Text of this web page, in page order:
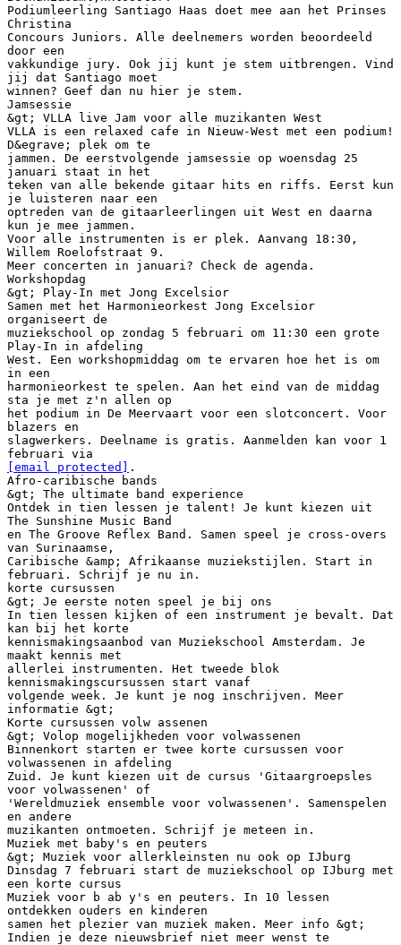
Podiumleerling Santiago Haas doet mee aan het Prinses
Christina
Concours Juniors. Alle deelnemers worden beoordeeld
door een
vakkundige jury. Ook jij kunt je stem uitbrengen. Vind
jij dat Santiago moet
winnen? Geef dan nu hier je stem.
Jamsessie
&gt; VLLA live Jam voor alle muzikanten West
VLLA is een relaxed cafe in Nieuw-West met een podium!
D&egrave; plek om te
jammen. De eerstvolgende jamsessie op woensdag 25
januari staat in het
teken van alle bekende gitaar hits en riffs. Eerst kun
je luisteren naar een
optreden van de gitaarleerlingen uit West en daarna
kun je mee jammen.
Voor alle instrumenten is er plek. Aanvang 18:30,
Willem Roelofstraat 9.
Meer concerten in januari? Check de agenda.
Workshopdag
&gt; Play-In met Jong Excelsior
Samen met het Harmonieorkest Jong Excelsior
organiseert de
muziekschool op zondag 5 februari om 11:30 een grote
Play-In in afdeling
West. Een workshopmiddag om te ervaren hoe het is om
in een
harmonieorkest te spelen. Aan het eind van de middag
sta je met z'n allen op
het podium in De Meervaart voor een slotconcert. Voor
blazers en
slagwerkers. Deelname is gratis. Aanmelden kan voor 1
[email protected]
.
Afro-caribische bands
&gt; The ultimate band experience
Ontdek in tien lessen je talent! Je kunt kiezen uit
The Sunshine Music Band
en The Groove Reflex Band. Samen speel je cross-overs
van Surinaamse,
Caribische &amp; Afrikaanse muziekstijlen. Start in
februari. Schrijf je nu in.
korte cursussen
&gt; Je eerste noten speel je bij ons
In tien lessen kijken of een instrument je bevalt. Dat
kan bij het korte
kennismakingsaanbod van Muziekschool Amsterdam. Je
maakt kennis met
allerlei instrumenten. Het tweede blok
kennismakingscursussen start vanaf
volgende week. Je kunt je nog inschrijven. Meer
informatie &gt;
Korte cursussen volw assenen
&gt; Volop mogelijkheden voor volwassenen
Binnenkort starten er twee korte cursussen voor
volwassenen in afdeling
Zuid. Je kunt kiezen uit de cursus 'Gitaargroepsles
voor volwassenen' of
'Wereldmuziek ensemble voor volwassenen'. Samenspelen
en andere
muzikanten ontmoeten. Schrijf je meteen in.
Muziek met baby's en peuters
&gt; Muziek voor allerkleinsten nu ook op IJburg
Dinsdag 7 februari start de muziekschool op IJburg met
een korte cursus
Muziek voor b ab y's en peuters. In 10 lessen
ontdekken ouders en kinderen
samen het plezier van muziek maken. Meer info &gt;
Indien je deze nieuwsbrief niet meer wenst te